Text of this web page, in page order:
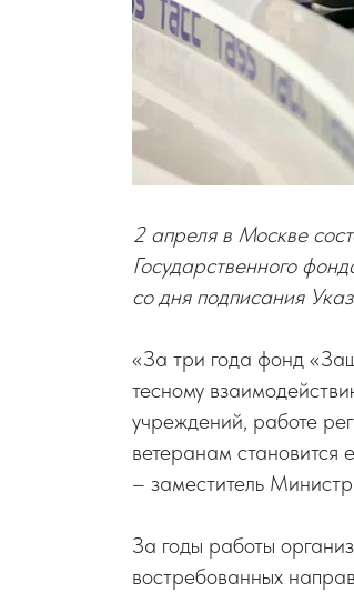
2 апреля в Москве
Государственного
со дня подписания
«За три года фонд
тесному
учреждений, работе
ветеранам становится
– заместитель
За годы работы
востребованных